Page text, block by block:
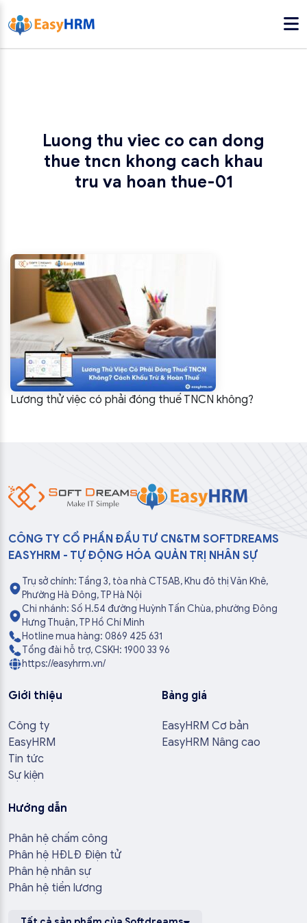
Luong thu viec co can dong
thue tncn khong cach khau
tru va hoan thue-01
Lương thử việc có phải đóng thuế TNCN không?
CÔNG TY CỔ PHẦN ĐẦU TƯ CN&TM SOFTDREAMS
EASYHRM - TỰ ĐỘNG HÓA QUẢN TRỊ NHÂN SỰ
Trụ sở chính: Tầng 3, tòa nhà CT5AB, Khu đô thị Văn Khê,
Phường Hà Đông, TP Hà Nội
Chi nhánh: Số H.54 đường Huỳnh Tấn Chùa, phường Đông
Hưng Thuận, TP Hồ Chí Minh
Hotline mua hàng: 0869 425 631
Tổng đài hỗ trợ, CSKH: 1900 33 96
https://easyhrm.vn/
Giới thiệu
Công ty
EasyHRM
Tin tức
Sự kiện
Bảng giá
EasyHRM Cơ bản
EasyHRM Nâng cao
Hướng dẫn
Phân hệ chấm công
Phân hệ HĐLĐ Điện tử
Phân hệ nhân sự
Phân hệ tiền lương